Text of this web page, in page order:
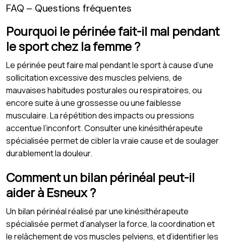
FAQ – Questions fréquentes
Pourquoi le périnée fait-il mal pendant
le sport chez la femme ?
Le périnée peut faire mal pendant le sport à cause d’une
sollicitation excessive des muscles pelviens, de
mauvaises habitudes posturales ou respiratoires, ou
encore suite à une grossesse ou une faiblesse
musculaire. La répétition des impacts ou pressions
accentue l’inconfort. Consulter une kinésithérapeute
spécialisée permet de cibler la vraie cause et de soulager
durablement la douleur.
Comment un bilan périnéal peut-il
aider à Esneux ?
Un bilan périnéal réalisé par une kinésithérapeute
spécialisée permet d’analyser la force, la coordination et
le relâchement de vos muscles pelviens, et d’identifier les